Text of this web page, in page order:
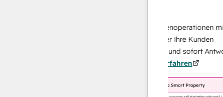
Skalieren Sie Ihrer Datenoperationen mit
KI-gestützten Agent, der Ihre Kunden
recherchiert, analysiert und sofort Antworten
Mehr erfahren